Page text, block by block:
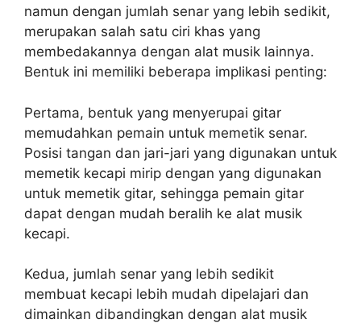
namun dengan jumlah senar yang lebih sedikit,
merupakan salah satu ciri khas yang
membedakannya dengan alat musik lainnya.
Bentuk ini memiliki beberapa implikasi penting:
Pertama, bentuk yang menyerupai gitar
memudahkan pemain untuk memetik senar.
Posisi tangan dan jari-jari yang digunakan untuk
memetik kecapi mirip dengan yang digunakan
untuk memetik gitar, sehingga pemain gitar
dapat dengan mudah beralih ke alat musik
kecapi.
Kedua, jumlah senar yang lebih sedikit
membuat kecapi lebih mudah dipelajari dan
dimainkan dibandingkan dengan alat musik